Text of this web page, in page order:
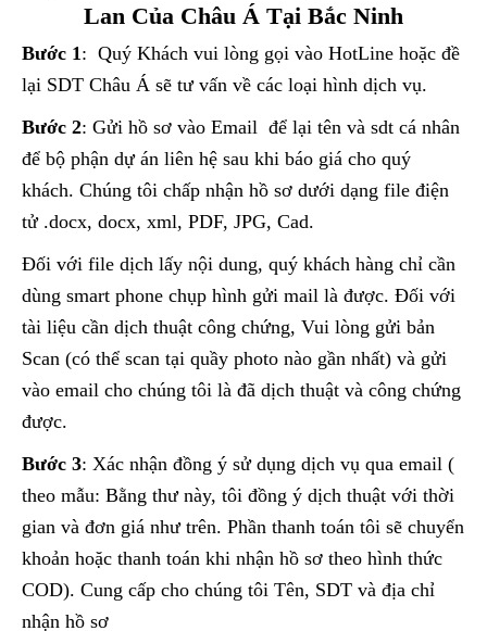
Lan Của Châu Á Tại Bắc Ninh
Bước 1 : Quý Khách vui lòng gọi vào HotLine hoặc đề
lại SDT Châu Á sẽ tư vấn về các loại hình dịch vụ.
Bước 2: Gửi hồ sơ vào Email để lại tên và sdt cá nhân
để bộ phận dự án liên hệ sau khi báo giá cho quý
khách. Chúng tôi chấp nhận hồ sơ dưới dạng file điện
tử .docx, docx, xml, PDF, JPG, Cad.
Đối với file dịch lấy nội dung, quý khách hàng chỉ cần
dùng smart phone chụp hình gửi mail là được. Đối với
tài liệu cần dịch thuật công chứng, Vui lòng gửi bản
Scan (có thể scan tại quầy photo nào gần nhất) và gửi
vào email cho chúng tôi là đã dịch thuật và công chứng
được.
Bước 3: Xác nhận đồng ý sử dụng dịch vụ qua email (
theo mẫu: Bằng thư này, tôi đồng ý dịch thuật với thời
gian và đơn giá như trên. Phần thanh toán tôi sẽ chuyển
khoản hoặc thanh toán khi nhận hồ sơ theo hình thức
COD). Cung cấp cho chúng tôi Tên, SDT và địa chỉ
nhận hồ sơ